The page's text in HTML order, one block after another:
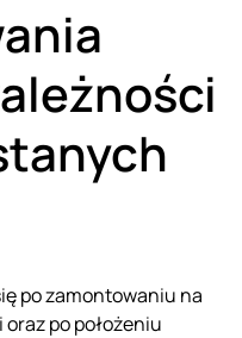
po zamontowaniu na
po położeniu